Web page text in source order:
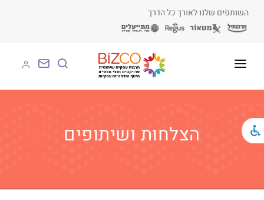
השותפים שלנו לאורך כל הדרך
על BIZCO
BIZCO לעסקים
הצלחות ושיתופים